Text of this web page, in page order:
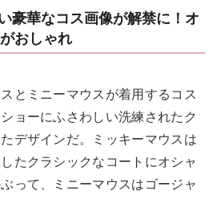
華なコス画像が解禁に！オ
おしゃれ
とミニーマウスが着用するコス
ョーにふさわしい洗練されたク
デザインだ。ミッキーマウスは
たクラシックなコートにオシャ
って、ミニーマウスはゴージャ